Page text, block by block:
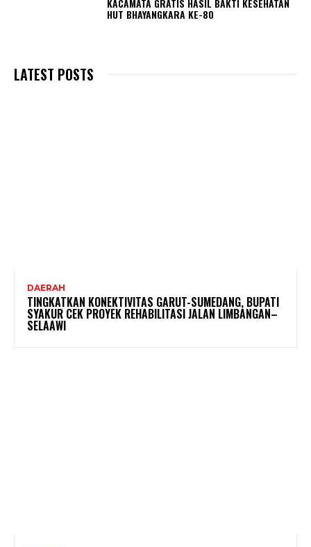
KACAMATA GRATIS HASIL BAKTI KESEHATAN
HUT BHAYANGKARA KE-80
LATEST POSTS
DAERAH
TINGKATKAN KONEKTIVITAS GARUT-SUMEDANG, BUPATI
SYAKUR CEK PROYEK REHABILITASI JALAN LIMBANGAN–
SELAAWI